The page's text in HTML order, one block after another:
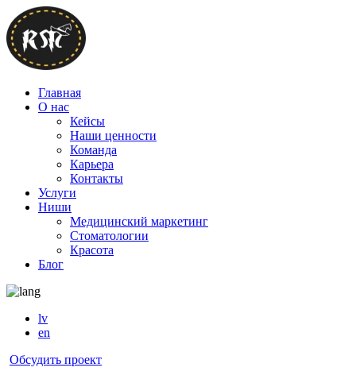
Главная
О нас
Кейсы
Наши ценности
Команда
Карьера
Контакты
Услуги
Ниши
Медицинский маркетинг
Стоматологии
Красота
Блог
lv
en
Обсудить проект